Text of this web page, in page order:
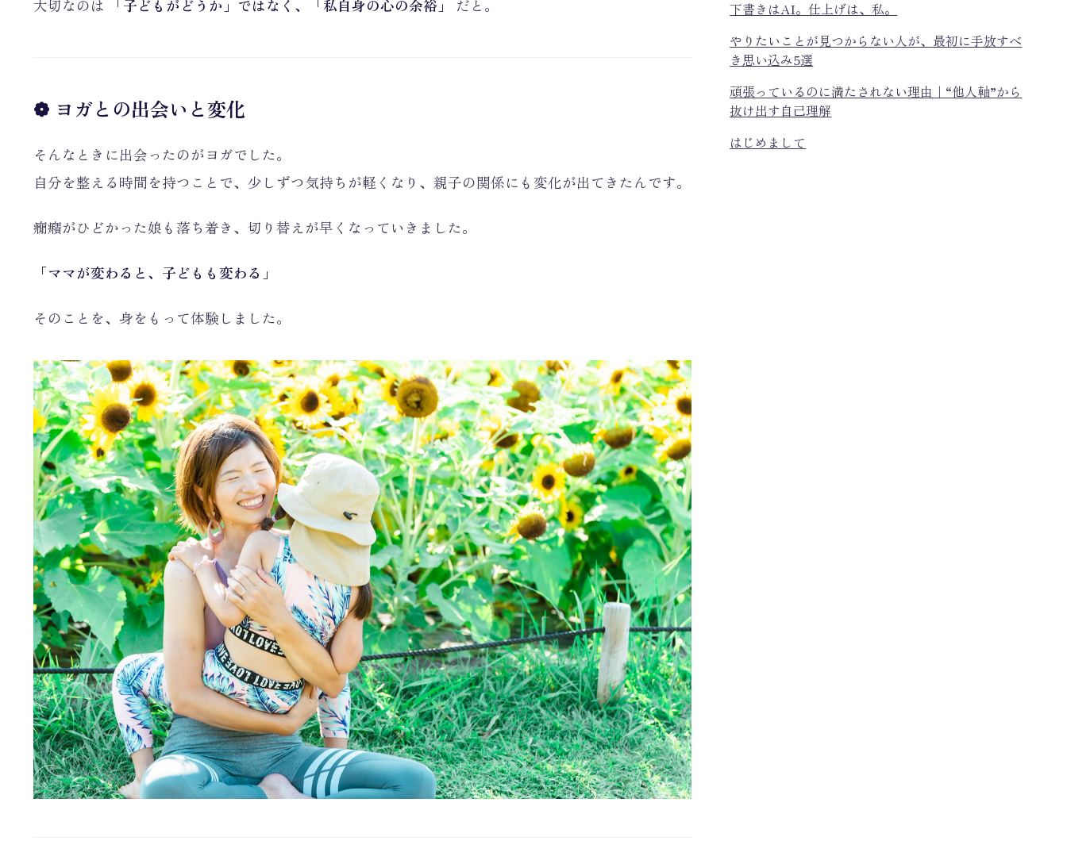
大切なのは
「子どもがどうか」ではなく、「私自身の心の余裕」 だと。
❁ ヨガとの出会いと変化
そんなときに出会ったのがヨガでした。
自分を整える時間を持つことで、少しずつ気持ちが軽くなり、親子の関係にも変化が出てきたんです。
癇癪がひどかった娘も落ち着き、切り替えが早くなっていきました。
「ママが変わると、子どもも変わる」
そのことを、身をもって体験しました。
下書きはAI。仕上げは、私。
やりたいことが見つからない人が、最初に手放すべ
き思い込み5選
頑張っているのに満たされない理由｜“他人軸”から
抜け出す自己理解
はじめまして